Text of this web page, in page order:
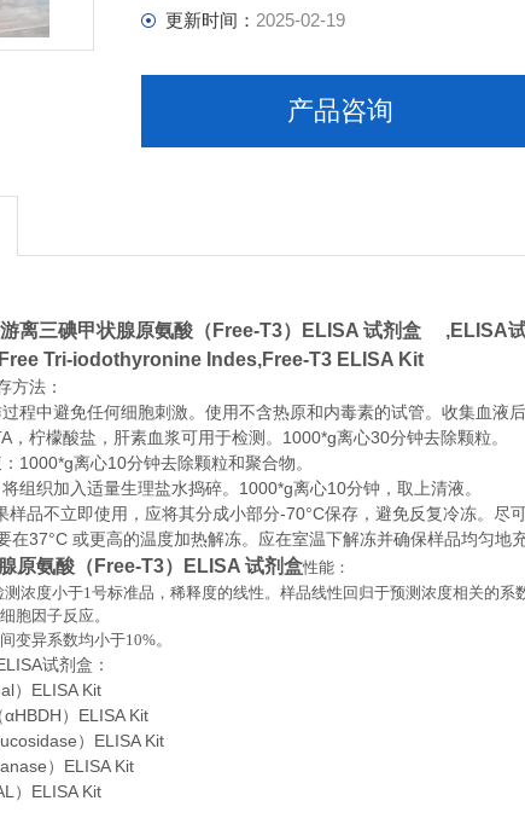
更新时间： 2025-02-19
产品咨询
离三碘甲状腺原氨酸（Free-T3）ELISA 试剂盒 ,ELISA
Tri-iodothyronine Indes,Free-T3 ELISA Kit
方法：
避免任何细胞刺激。使用不含热原和内毒素的试管。收集血液
檬酸盐，肝素血浆可用于检测。1000*g离心30分钟去除颗粒。
离心10分钟去除颗粒和聚合物。
加入适量生理盐水捣碎。1000*g离心10分钟，取上清液。
立即使用，应将其分成小部分-70°C保存，避免反复冷冻。尽可
在37°C 或更高的温度加热解冻。应在室温下解冻并确保样品均匀地充
原氨酸（Free-T3）ELISA 试剂盒性能：
浓度小于1号标准品，稀释度的线性。样品线性回归于预测浓度相关的系
胞因子反应。
变异系数均小于10%。
试剂盒：
）ELISA Kit
）ELISA Kit
）ELISA Kit
）ELISA Kit
）ELISA Kit